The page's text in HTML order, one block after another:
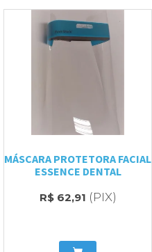
MÁSCARA PROTETORA FACIAL
ESSENCE DENTAL
R$ 62,91 (PIX)